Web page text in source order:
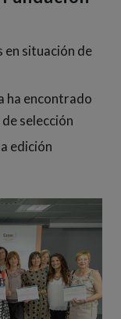
en situación de
ha encontrado
selección
edición